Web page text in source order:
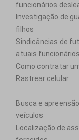
funcionários
Investigação de
filhos
Sindicâncias de
atuais funcionários
Como contratar
Rastrear celular
Busca e
veículos
Localização de